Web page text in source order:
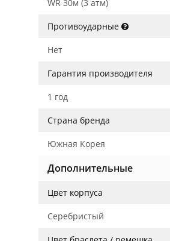
WR 30м (3 атм)
Противоударные
Нет
Гарантия производителя
1 год
Страна бренда
Южная Корея
Дополнительные
Цвет корпуса
Серебристый